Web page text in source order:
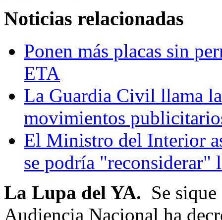
Noticias relacionadas
Ponen más placas sin
ETA
La Guardia Civil llama
movimientos
El Ministro del Interior
se podría "reconsiderar"
La Lupa del YA. Se
Audiencia Nacional ha